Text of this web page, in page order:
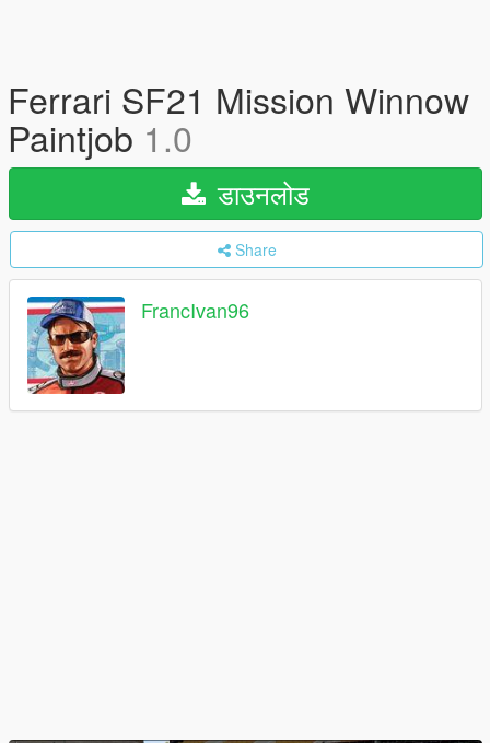
Ferrari SF21 Mission Winnow
Paintjob 1.0
डाउनलोड
Share
FrancIvan96